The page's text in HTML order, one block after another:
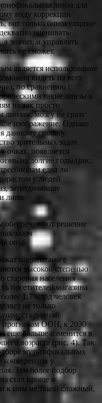
линза для
виду коррекции
вот только бинокулярное
оценивать
значит, и управлять
не сможет.
является использование
видеть на всех
по сравнению с
такие линзы в
не так просто
линзам: мозгу не сразу
изображение. Однако
данному способу
зрительных задач
очках, появляется
на долгие годы (рис.
едва ли
у людей
затрудняющие
линз.
обеспечивают решение
задач
пациентами с
высокой степенью
старения населения
посетителей магазина
1,7 млрд человек
не только
данной
прогнозам ООН, к 2030
еще больше изменится в
возраста (рис. 4). Так
мультифокальных
конкурентов у
Тем более подбор
стал проще и
к ним не такой сложный,